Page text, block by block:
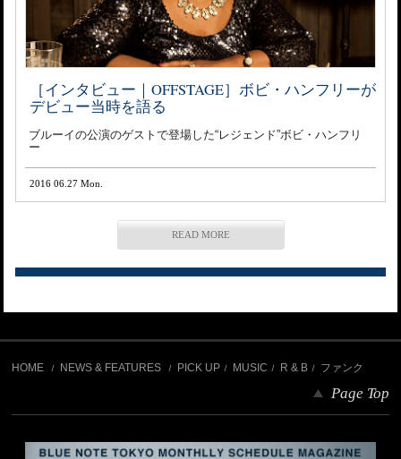
［インタビュー｜OFFSTAGE］ボビ・ハンフリーが
デビュー当時を語る
ブルーイの公演のゲストで登場した“レジェンド”ボビ・ハンフリ
ー
2016 06.27 Mon.
READ MORE
HOME NEWS & FEATURES PICK UP MUSIC R & B ファンク
Page Top